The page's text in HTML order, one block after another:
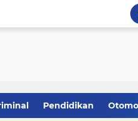
Pendidikan